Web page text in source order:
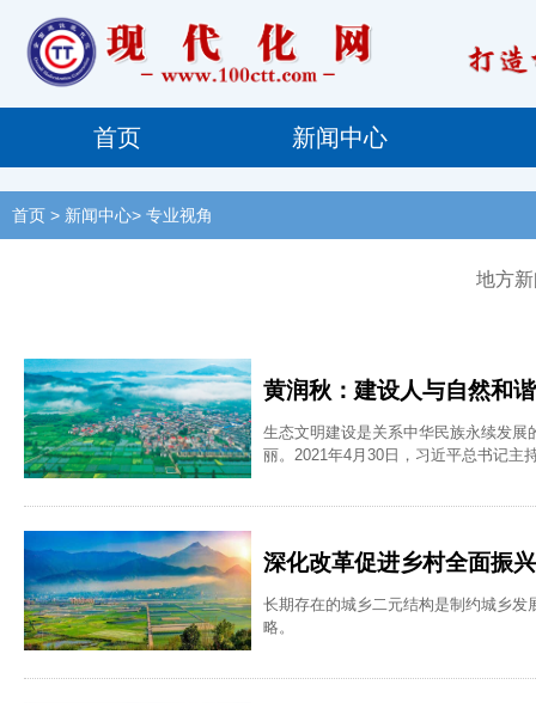
首页 新闻中心
首页 > 新闻中心> 专业视角
地方
黄润秋：建设人与自然和
生态文明建设是关系中华民族永续发
丽。2021年4月30日，习近平总书记主
深化改革促进乡村全面振兴
长期存在的城乡二元结构是制约城乡发
略。